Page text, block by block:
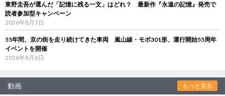
東野圭吾が選んだ「記憶に残る一文」はどれ？ 最新作『永遠の記憶』発売で
読者参加型キャンペーン
2026年8月7日
55年間、京の街を走り続けてきた車両 嵐山線・モボ301形、運行開始55周年
イベントを開催
2026年8月6日
動画 もっと見る